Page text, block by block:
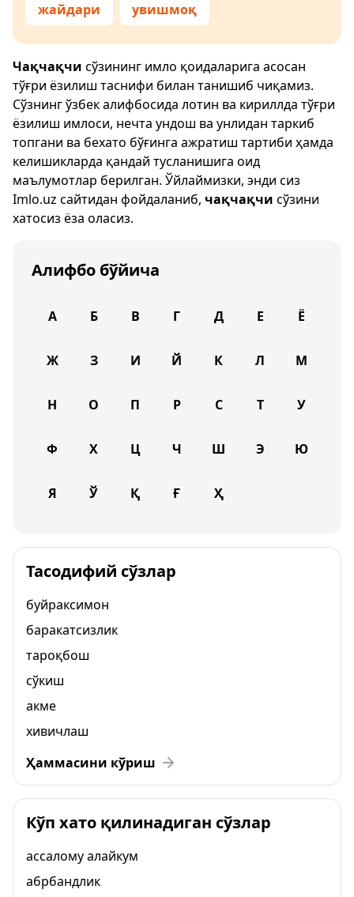
жайдари увишмоқ
Чақчақчи сўзининг имло қоидаларига асосан
тўғри ёзилиш таснифи билан танишиб чиқамиз.
Сўзнинг ўзбек алифбосида лотин ва кириллда тўғри
ёзилиш имлоси, нечта ундош ва унлидан таркиб
топгани ва бехато бўғинга ажратиш тартиби ҳамда
келишикларда қандай тусланишига оид
маълумотлар берилган. Ўйлаймизки, энди сиз
Imlo.uz сайтидан фойдаланиб, чақчақчи сўзини
хатосиз ёза оласиз.
Алифбо бўйича
А Б В Г Д Е Ё
Ж З И Й К Л М
Н О П Р С Т У
Ф Х Ц Ч Ш Э Ю
Я Ў Қ Ғ Ҳ
Тасодифий сўзлар
буйраксимон
баракатсизлик
тароқбош
сўкиш
акме
хивичлаш
Ҳаммасини кўриш
Кўп хато қилинадиган сўзлар
ассалому алайкум
абрбандлик